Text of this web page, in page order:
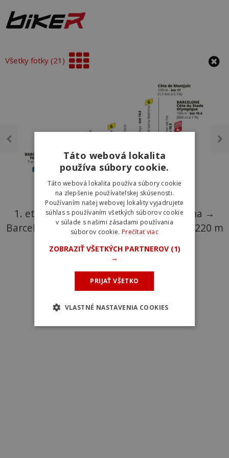
Všetky fotky (21)
1. etapa Tour de France 2026: Barcelona →
Barcelona | tímová časovka | 19,6 km | 220 m
Táto webová lokalita
používa súbory cookie.
Táto webová lokalita používa súbory cookie
na zlepšenie používateľskej skúsenosti.
Používaním našej webovej lokality vyjadrujete
súhlas s používaním všetkých súborov cookie
v súlade s našimi zásadami používania
súborov cookie. Prečítať viac
ZOBRAZIŤ VŠETKÝCH PARTNEROV (1)
→
PRIJAŤ VŠETKO
VLASTNÉ NASTAVENIA COOKIES